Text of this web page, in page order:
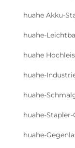
huahe Akku-
huahe-
huahe
huahe-
huahe-
huahe-
huahe-